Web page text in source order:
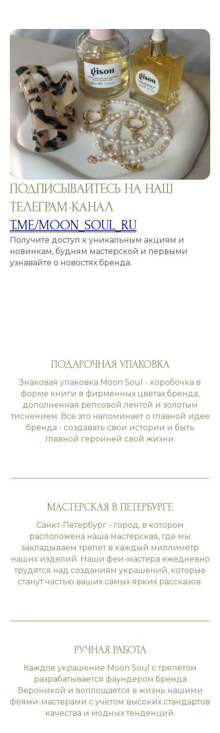
ПОДПИСЫВАЙТЕСЬ НА НАШ
ТЕЛЕГРАМ-КАНАЛ
T.ME/MOON_SOUL_RU
Получите доступ к уникальным акциям и
новинкам, будням мастерской и первыми
узнавайте о новостях бренда.
ПОДАРОЧНАЯ УПАКОВКА
Знаковая упаковка Moon Soul - коробочка в
форме книги в фирменных цветах бренда,
дополненная репсовой лентой и золотым
тиснением. Все это напоминает о главной идее
бренда - создавать свои истории и быть
главной героиней свой жизни.
МАСТЕРСКАЯ В ПЕТЕРБУРГЕ
Санкт-Петербург - город, в котором
расположена наша мастерская, где мы
закладываем трепет в каждый миллиметр
наших изделий. Наши феи-мастера ежедневно
трудятся над созданиям украшений, которые
станут частью ваших самых ярких рассказов.
РУЧНАЯ РАБОТА
Каждое украшение Moon Soul с трепетом
разрабатывается фаундером бренда
Вероникой и воплощается в жизнь нашими
феями-мастерами с учетом высоких стандартов
качества и модных тенденций.